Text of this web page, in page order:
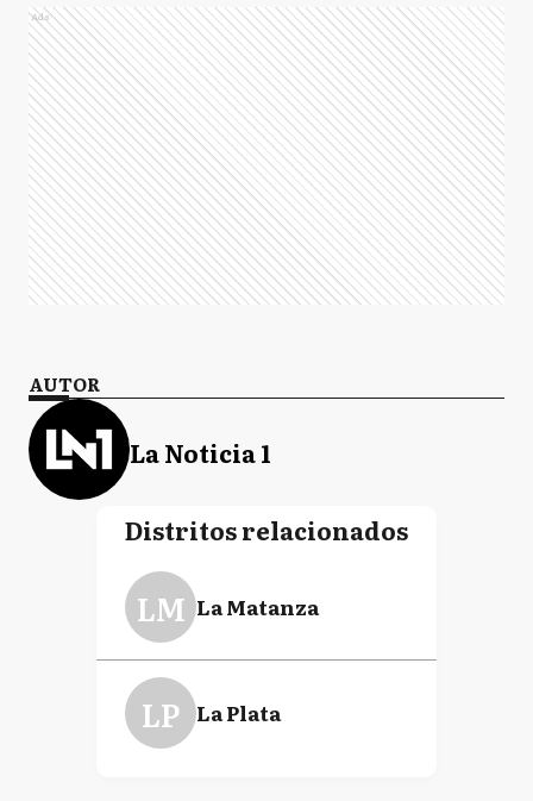
Ads
AUTOR
La Noticia 1
Distritos relacionados
LM La Matanza
LP La Plata